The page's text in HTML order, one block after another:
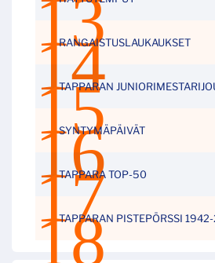
RANGAISTUSLAUKAUKSET
TAPPARAN
SYNTYMÄPÄIVÄT
TAPPARA TOP-50
TAPPARAN PISTEPÖRSSI